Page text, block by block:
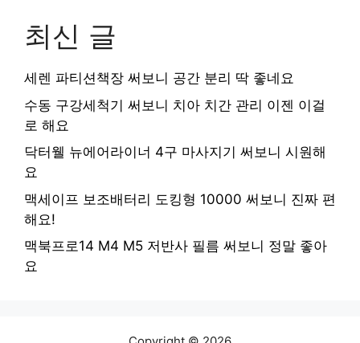
최신 글
세렌 파티션책장 써보니 공간 분리 딱 좋네요
수동 구강세척기 써보니 치아 치간 관리 이젠 이걸
로 해요
닥터웰 뉴에어라이너 4구 마사지기 써보니 시원해
요
맥세이프 보조배터리 도킹형 10000 써보니 진짜 편
해요!
맥북프로14 M4 M5 저반사 필름 써보니 정말 좋아
요